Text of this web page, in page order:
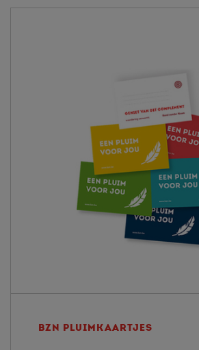
BZN PLUIMKAARTJES